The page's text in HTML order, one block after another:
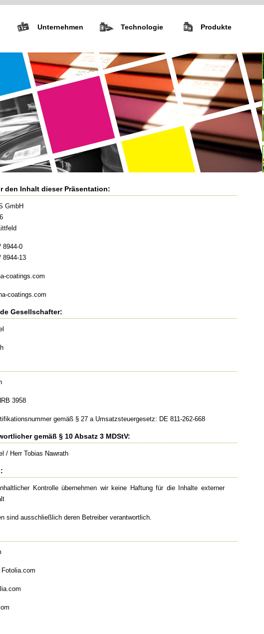
Unternehmen Technologie Produkte
den Inhalt dieser Präsentation:
GmbH
8944-0
8944-13
coatings.com
coatings.com
Gesellschafter:
3958
gemäß § 27 a Umsatzsteuergesetz: DE 811-262-668
gemäß § 10 Absatz 3 MDStV:
/ Herr Tobias Nawrath
Kontrolle übernehmen wir keine Haftung für die Inhalte externer
sind ausschließlich deren Betreiber verantwortlich.